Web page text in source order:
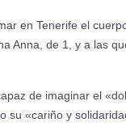
en Tenerife el
Anna, de 1, y a las
de imaginar el
su «cariño y